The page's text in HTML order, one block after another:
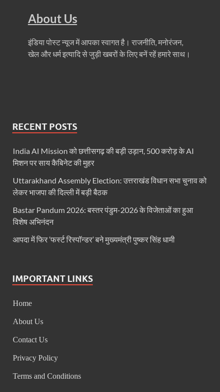
Indian Railway New Policy: ट्रेन में भी एयरपोर्ट जैसा
Soil To Silk Exhibition: सॉइल टू सिल्क’ की अनूठी
दिल्ली में चमकेगा मध्यप्रदेश – संस्कृति, कला और परंपरा का
धरती का स्वास्थ्य सही रहेगा तभी बची रहेगी सृष्टिः योगी
4 Years Achievements Of Uttarakhand
Jairam Ramesh On BJP: श्यामा प्रसाद मुखर्जी के
AIIMS Rishikesh: केन्द्रीय स्वास्थ्य मंत्री जेपी नड्डा से
Ayushman Yojana: मुख्यमंत्री ने 142 नवनियुक्त
Skill Development & Polytechnic Courses:
About Us
इंडिया पोस्ट न्यूज में आपका स्वागत है। राजनीति, मनोरंजन,
खेल और धर्म इत्यादि से जुड़ी खबरों के लिए बनें रहें हमारे साथ।
RECENT POSTS
India AI Mission को छत्तीसगढ़ की बड़ी उड़ान, 500 करोड़ के AI
मिशन पर साय कैबिनेट की मुहर
Uttarakhand Assembly Election: उत्तराखंड विधान सभा चुनाव को
लेकर भाजपा की दिल्ली में बड़ी बैठक
Bastar Pandum 2026: बस्तर पंडुम-2026 के विजेताओं का हुआ
विशेष अभिनंदन
आपदा में फिर ‘फर्स्ट रिस्पॉन्डर’ बने मुख्यमंत्री पुष्कर सिंह धामी
IMPORTANT LINKS
Home
About Us
Contact Us
Privacy Policy
Terms and Conditions